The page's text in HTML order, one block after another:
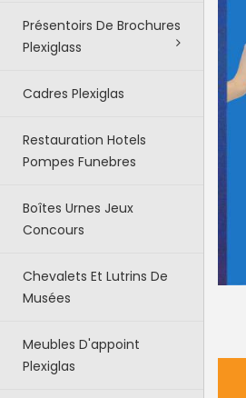
Présentoirs De Brochures
Plexiglass
Cadres Plexiglas
Restauration Hotels
Pompes Funebres
Boîtes Urnes Jeux
Concours
Chevalets Et Lutrins De
Musées
Meubles D'appoint
Plexiglas